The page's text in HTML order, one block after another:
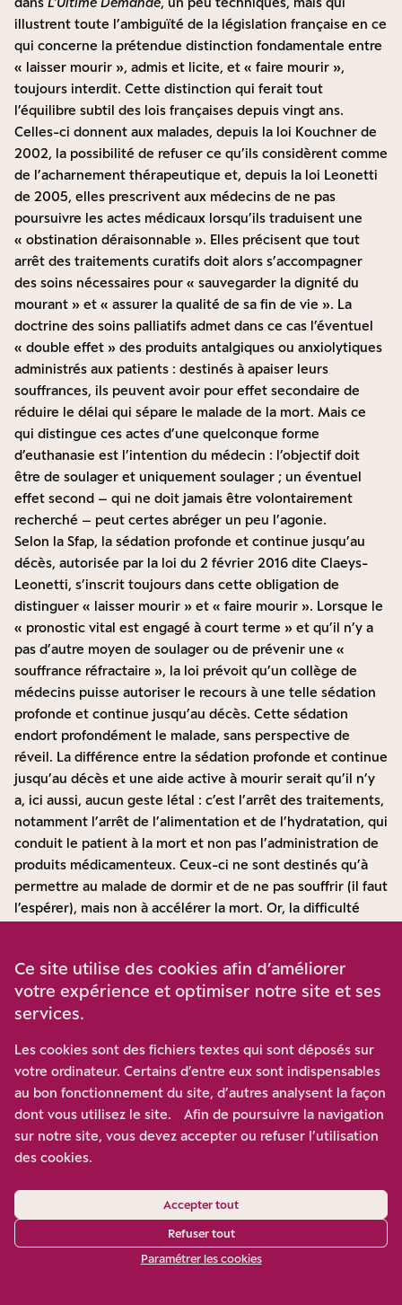
illustrent toute l’ambiguïté de la législation française en ce
qui concerne la prétendue distinction fondamentale entre
« laisser mourir », admis et licite, et « faire mourir »,
toujours interdit. Cette distinction qui ferait tout
l’équilibre subtil des lois françaises depuis vingt ans.
Celles-ci donnent aux malades, depuis la loi Kouchner de
2002, la possibilité de refuser ce qu’ils considèrent comme
de l’acharnement thérapeutique et, depuis la loi Leonetti
de 2005, elles prescrivent aux médecins de ne pas
poursuivre les actes médicaux lorsqu’ils traduisent une
« obstination déraisonnable ». Elles précisent que tout
arrêt des traitements curatifs doit alors s’accompagner
des soins nécessaires pour « sauvegarder la dignité du
mourant » et « assurer la qualité de sa fin de vie ». La
doctrine des soins palliatifs admet dans ce cas l’éventuel
« double effet » des produits antalgiques ou anxiolytiques
administrés aux patients : destinés à apaiser leurs
souffrances, ils peuvent avoir pour effet secondaire de
réduire le délai qui sépare le malade de la mort. Mais ce
qui distingue ces actes d’une quelconque forme
d’euthanasie est l’intention du médecin : l’objectif doit
être de soulager et uniquement soulager ; un éventuel
effet second – qui ne doit jamais être volontairement
recherché – peut certes abréger un peu l’agonie.
Selon la Sfap, la sédation profonde et continue jusqu’au
décès, autorisée par la loi du 2 février 2016 dite Claeys-
Leonetti, s’inscrit toujours dans cette obligation de
distinguer « laisser mourir » et « faire mourir ». Lorsque le
« pronostic vital est engagé à court terme » et qu’il n’y a
pas d’autre moyen de soulager ou de prévenir une «
souffrance réfractaire », la loi prévoit qu’un collège de
médecins puisse autoriser le recours à une telle sédation
profonde et continue jusqu’au décès. Cette sédation
endort profondément le malade, sans perspective de
réveil. La différence entre la sédation profonde et continue
jusqu’au décès et une aide active à mourir serait qu’il n’y
a, ici aussi, aucun geste létal : c’est l’arrêt des traitements,
notamment l’arrêt de l’alimentation et de l’hydratation, qui
conduit le patient à la mort et non pas l’administration de
produits médicamenteux. Ceux-ci ne sont destinés qu’à
permettre au malade de dormir et de ne pas souffrir (il faut
l’espérer), mais non à accélérer la mort. Or, la difficulté
Leonetti –, conduit fréquemment à un processus long,
parfois même très long, et cruel.
Cependant, à rebours de la position de la Sfap, les
prônée par cette association entre « laisser mourir » et
« faire mourir » a été, en réalité, abandonnée, mais sans
que la portée de ce choix inabouti ait été réellement
assumée. D’où une loi restée au milieu du gué, flottante,
tellement ambiguë que son interprétation par le ministère
de la Santé diffère de celle du conseiller juridique du
gouvernement qu’est le Conseil d’État. Il suffit à cet égard
de lire le chapitre consacré à la fin de vie dans une étude
que ce dernier a réalisée à la demande du Premier ministre
et adoptée en assemblée générale le 28 juin 201816. Après
Ce site utilise des cookies afin d’améliorer
votre expérience et optimiser notre site et ses
services.
Les cookies sont des fichiers textes qui sont déposés sur
votre ordinateur. Certains d’entre eux sont indispensables
au bon fonctionnement du site, d’autres analysent la façon
dont vous utilisez le site. Afin de poursuivre la navigation
sur notre site, vous devez accepter ou refuser l’utilisation
des cookies.
Accepter tout
Refuser tout
Paramétrer les cookies